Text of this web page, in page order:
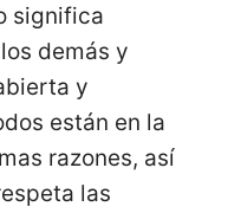
significa
demás y
y
están en la
razones, así
las